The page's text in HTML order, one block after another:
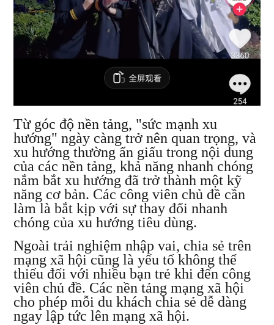
Từ góc độ nền tảng, "sức mạnh xu
hướng" ngày càng trở nên quan trọng, và
xu hướng thường ẩn giấu trong nội dung
của các nền tảng, khả năng nhanh chóng
nắm bắt xu hướng đã trở thành một kỹ
năng cơ bản. Các công viên chủ đề cần
làm là bắt kịp với sự thay đổi nhanh
chóng của xu hướng tiêu dùng.
Ngoài trải nghiệm nhập vai, chia sẻ trên
mạng xã hội cũng là yếu tố không thể
thiếu đối với nhiều bạn trẻ khi đến công
viên chủ đề. Các nền tảng mạng xã hội
cho phép mỗi du khách chia sẻ dễ dàng
ngay lập tức lên mạng xã hội.